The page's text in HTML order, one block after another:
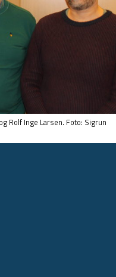
Rolf Inge Larsen. Foto: Sigrun